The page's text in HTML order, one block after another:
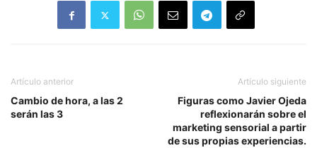
Artículo anterior
Cambio de hora, a las 2
serán las 3
Artículo siguiente
Figuras como Javier Ojeda
reflexionarán sobre el
marketing sensorial a partir
de sus propias experiencias.